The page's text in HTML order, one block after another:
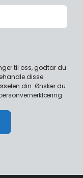
til oss, godtar du
disse
din. Ønsker du
.